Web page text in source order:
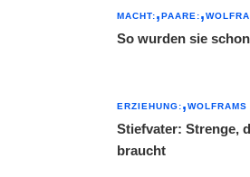
MACHT: PAARE:
So wurden sie
ERZIEHUNG:
Stiefvater: Strenge,
braucht